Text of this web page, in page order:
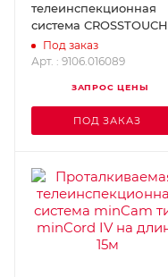
телеинспекционная
система CROSSTOUCH
RICO 9106.016089
Под заказ
Арт. : 9106.016089
ЗАПРОС ЦЕНЫ
ПОД ЗАКАЗ